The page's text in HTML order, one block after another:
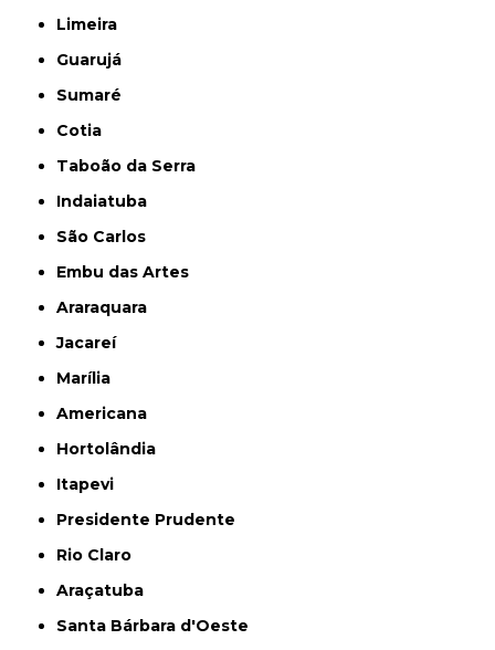
Limeira
Guarujá
Sumaré
Cotia
Taboão da Serra
Indaiatuba
São Carlos
Embu das Artes
Araraquara
Jacareí
Marília
Americana
Hortolândia
Itapevi
Presidente Prudente
Rio Claro
Araçatuba
Santa Bárbara d'Oeste